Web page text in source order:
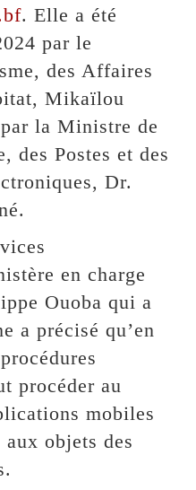
. Elle a été
par le
des Affaires
Mikaïlou
la Ministre de
des Postes et des
Dr.
en charge
Ouoba qui a
a précisé qu’en
procéder au
mobiles
objets des